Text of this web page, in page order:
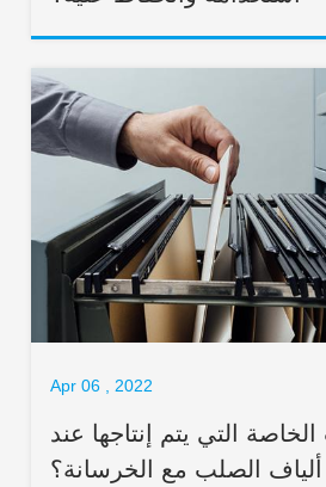
Apr 06 , 2022
التي يتم إنتاجها عند
الصلب مع الخرسانة؟